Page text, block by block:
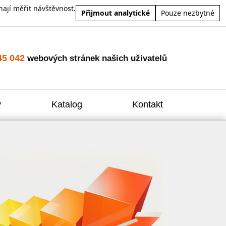
měřit návštěvnost.
Přijmout analytické Pouze nezbytné
042 webových stránek našich uživatelů
Katalog Kontakt